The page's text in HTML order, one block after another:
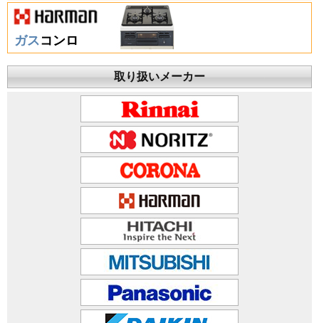
ガス コンロ
取り扱いメーカー